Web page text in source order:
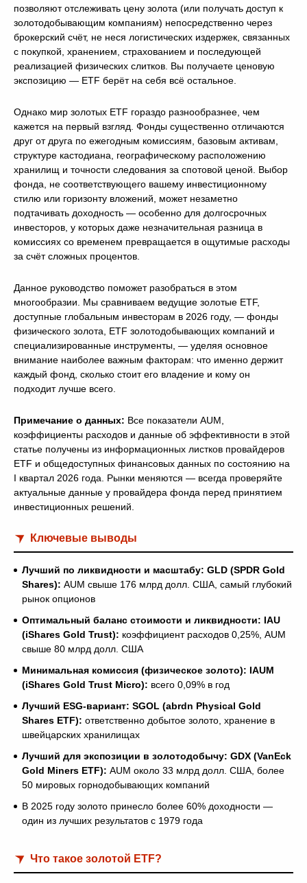
позволяют отслеживать цену золота (или получать доступ к
золотодобывающим компаниям) непосредственно через
брокерский счёт, не неся логистических издержек, связанных
с покупкой, хранением, страхованием и последующей
реализацией физических слитков. Вы получаете ценовую
экспозицию — ETF берёт на себя всё остальное.
Однако мир золотых ETF гораздо разнообразнее, чем
кажется на первый взгляд. Фонды существенно отличаются
друг от друга по ежегодным комиссиям, базовым активам,
структуре кастодиана, географическому расположению
хранилищ и точности следования за спотовой ценой. Выбор
фонда, не соответствующего вашему инвестиционному
стилю или горизонту вложений, может незаметно
подтачивать доходность — особенно для долгосрочных
инвесторов, у которых даже незначительная разница в
комиссиях со временем превращается в ощутимые расходы
за счёт сложных процентов.
Данное руководство поможет разобраться в этом
многообразии. Мы сравниваем ведущие золотые ETF,
доступные глобальным инвесторам в 2026 году, — фонды
физического золота, ETF золотодобывающих компаний и
специализированные инструменты, — уделяя основное
внимание наиболее важным факторам: что именно держит
каждый фонд, сколько стоит его владение и кому он
подходит лучше всего.
Примечание о данных: Все показатели AUM,
коэффициенты расходов и данные об эффективности в этой
статье получены из информационных листков провайдеров
ETF и общедоступных финансовых данных по состоянию на
I квартал 2026 года. Рынки меняются — всегда проверяйте
актуальные данные у провайдера фонда перед принятием
инвестиционных решений.
Ключевые выводы
Лучший по ликвидности и масштабу: GLD (SPDR Gold
Shares): AUM свыше 176 млрд долл. США, самый глубокий
рынок опционов
Оптимальный баланс стоимости и ликвидности: IAU
(iShares Gold Trust): коэффициент расходов 0,25%, AUM
свыше 80 млрд долл. США
Минимальная комиссия (физическое золото): IAUM
(iShares Gold Trust Micro): всего 0,09% в год
Лучший ESG-вариант: SGOL (abrdn Physical Gold
Shares ETF): ответственно добытое золото, хранение в
швейцарских хранилищах
Лучший для экспозиции в золотодобычу: GDX (VanEck
Gold Miners ETF): AUM около 33 млрд долл. США, более
50 мировых горнодобывающих компаний
В 2025 году золото принесло более 60% доходности —
один из лучших результатов с 1979 года
Что такое золотой ETF?